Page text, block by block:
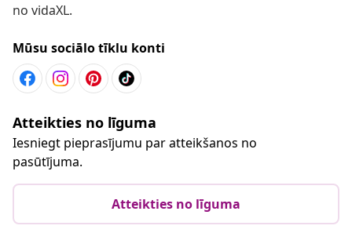
no vidaXL.
Mūsu sociālo tīklu konti
Atteikties no līguma
Iesniegt pieprasījumu par atteikšanos no
pasūtījuma.
Atteikties no līguma